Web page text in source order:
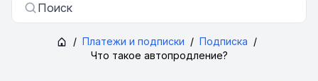
Поиск
/ Платежи и подписки / Подписка /
Что такое автопродление?